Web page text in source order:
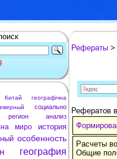
Китай
географічна
социально
регион анализ
миро
история
особенность
география
Рефераты >
Рефератов
Расчеты
Общие